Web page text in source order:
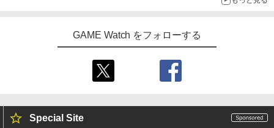
LA SW2 任天堂 [Switch2 ソフト]
￥7,480
【新品】PS5 グランド・セフト・オート
￥4,290
書付き iPhone/Android対応 いいね/ゲ
ーム周回/ライブ/推し活対応 (ホワイト)
￥1,380
売対象】【イベント対象】【クレジット
カード決済限定】「チェンソーマン」
ルチャームプレート+キャストメッセー
ジ入りハーフブロマイド10枚セット(会
￥11,880
GAME Watch をフォローする
Special Site